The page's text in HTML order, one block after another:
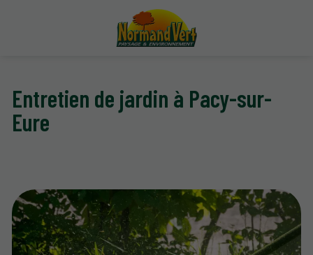
Entretien de jardin à Pacy-sur-
Eure